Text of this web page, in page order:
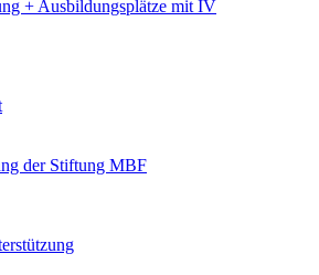
+ Ausbildungsplätze mit IV
der Stiftung MBF